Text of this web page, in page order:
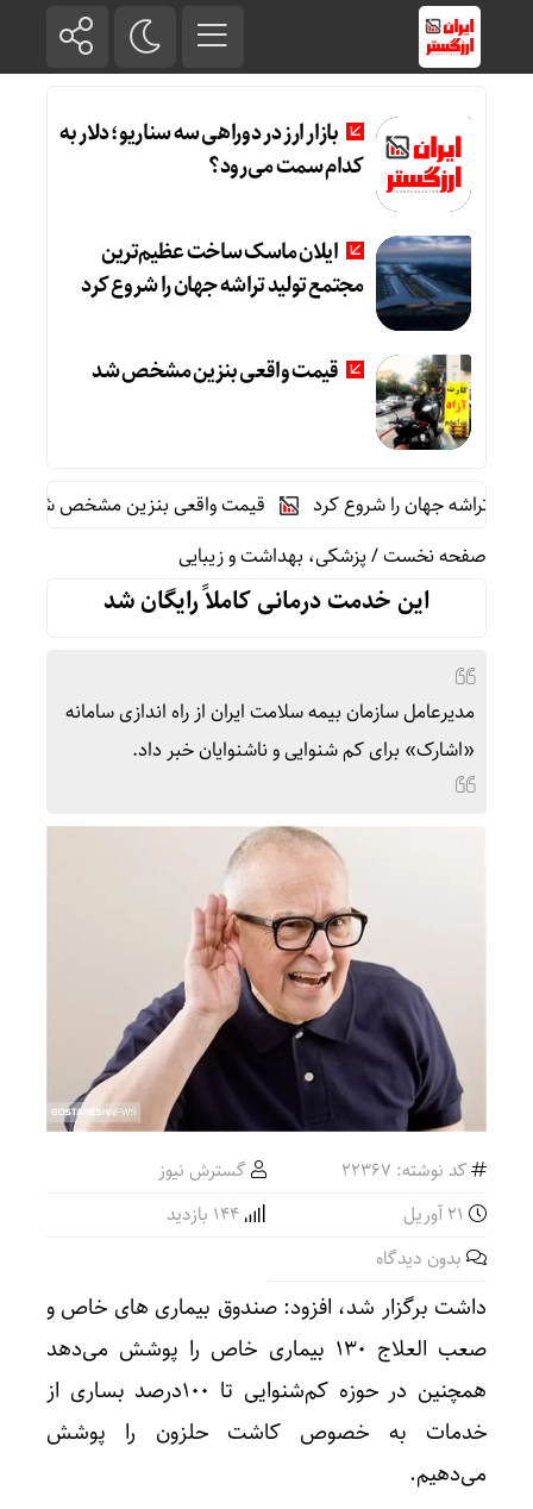
بازار ارز در دوراهی سه سناریو؛ دلار به
کدام سمت می‌رود؟
ایلان ماسک ساخت عظیم‌ترین
مجتمع تولید تراشه جهان را شروع کرد
قیمت واقعی بنزین مشخص شد
جهان را شروع کرد قیمت واقعی بنزین مشخص شد
صفحه نخست/پزشکی، بهداشت و زیبایی
این خدمت درمانی کاملاً رایگان شد
مدیرعامل سازمان بیمه سلامت ایران از راه اندازی سامانه
«اشارک» برای کم شنوایی و ناشنوایان خبر داد.
کد نوشته: 22367
گسترش نیوز
بدون دیدگاه
داشت برگزار شد، افزود: صندوق بیماری های خاص و
صعب العلاج ۱۳۰ بیماری خاص را پوشش می‌دهد
همچنین در حوزه کم‌شنوایی تا ۱۰۰درصد بساری از
خدمات به خصوص کاشت حلزون را پوشش
می‌دهیم.